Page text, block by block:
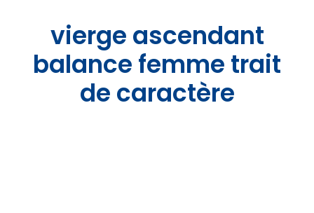
Contactez-nous
vierge ascendant
balance femme trait
de caractère